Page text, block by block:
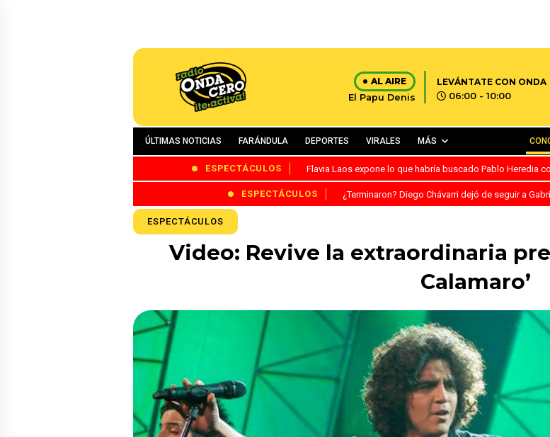
AL AIRE
El Papu Denis
LEVÁNTATE CON ONDA
06:00 - 10:00
ÚLTIMAS NOTICIAS FARÁNDULA DEPORTES VIRALES MÁS
ESPECTÁCULOS Flavia Laos expone lo que habría buscado Pablo Heredia
ESPECTÁCULOS ¿Terminaron? Diego Chávarri dejó de seguir a
ESPECTÁCULOS
Video: Revive la extraordinaria
Calamaro’